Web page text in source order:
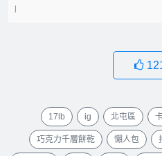
17lb ig 北屯區
巧克力千層餅乾 懶人包